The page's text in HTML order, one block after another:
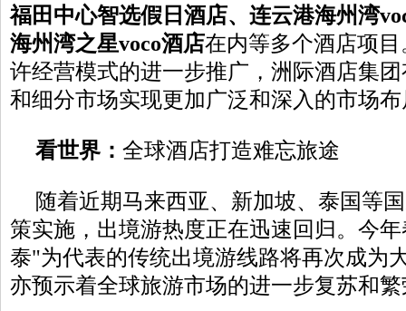
福田中心智选假日酒店、连云港海州湾
海州湾之星voco酒店在内等多个酒店项
许经营模式的进一步推广，洲际酒店集
和细分市场实现更加广泛和深入的市场
看世界 ： 全球酒店打造难忘旅途
随着近期马来西亚、新加坡、泰国等
策实施，出境游热度正在迅速回归。今
泰"为代表的传统出境游线路将再次成为
亦预示着全球旅游市场的进一步复苏和